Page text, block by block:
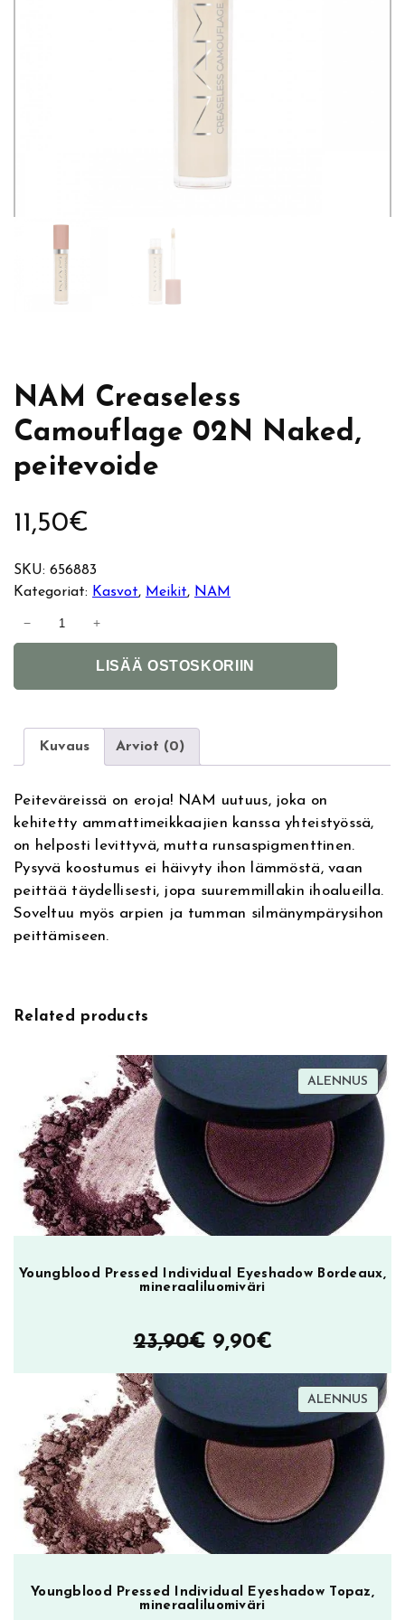
NAM Creaseless
Camouflage 02N Naked,
peitevoide
11,50€
SKU: 656883
Kategoriat: Kasvot, Meikit, NAM
s
l
e
s
s
C
a
m
l
N
N
d
t
d
m
− +
LISÄÄ OSTOSKORIIN
n
i
v
e
:
Kuvaus Arviot (0)
Peiteväreissä on eroja! NAM uutuus, joka on
kehitetty ammattimeikkaajien kanssa yhteistyössä,
on helposti levittyvä, mutta runsaspigmenttinen.
Pysyvä koostumus ei häivyty ihon lämmöstä, vaan
peittää täydellisesti, jopa suuremmillakin ihoalueilla.
Soveltuu myös arpien ja tumman silmänympärysihon
peittämiseen.
Related products
ALENNUS
Youngblood Pressed Individual Eyeshadow Bordeaux,
mineraaliluomiväri
23,90€ Alkuperäinen
hinta
23,90€.
9,90€Nykyinen
hinta
on:
9,90€.
ALENNUS
Youngblood Pressed Individual Eyeshadow Topaz,
mineraaliluomiväri